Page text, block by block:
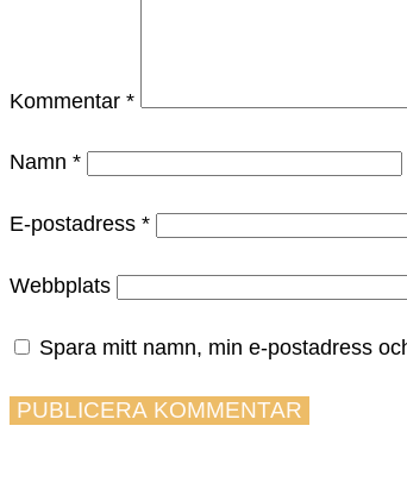
Kommentar *
Namn *
E-postadress *
Webbplats
Spara mitt namn, min e-postadress